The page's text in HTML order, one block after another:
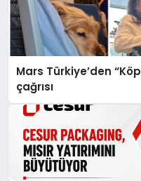
Mars Türkiye’den
çağrısı